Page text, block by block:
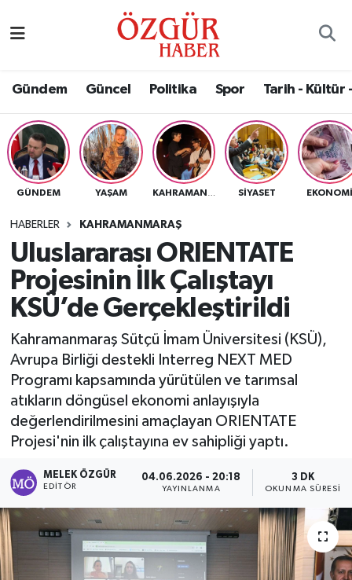
Gündem Güncel Politika Spor Tarih - Kültür
GÜNDEM YAŞAM SIYASET EKONOMI
HABERLER KAHRAMANMARAŞ
Uluslararası ORIENTATE
Projesinin İlk Çalıştayı
KSÜ’de Gerçekleştirildi
Kahramanmaraş Sütçü İmam Üniversitesi (KSÜ),
Avrupa Birliği destekli Interreg NEXT MED
Programı kapsamında yürütülen ve tarımsal
atıkların döngüsel ekonomi anlayışıyla
değerlendirilmesini amaçlayan ORIENTATE
Projesi'nin ilk çalıştayına ev sahipliği yaptı.
MELEK ÖZGÜR
EDITÖR
04.06.2026 - 20:18
YAYINLANMA
3 DK
OKUNMA SÜRESI
Eğitim
Ekonomi
Güncel
Gündem
Magazin
Politika
Sağlık
Spor
Nöbetçi Eczaneler
Namaz Vakitleri
Trafik Durumu
Süper Lig Puan Durumu ve Fikstür
Tüm Manşetler
Son Dakika Haberleri
Haber Arşivi